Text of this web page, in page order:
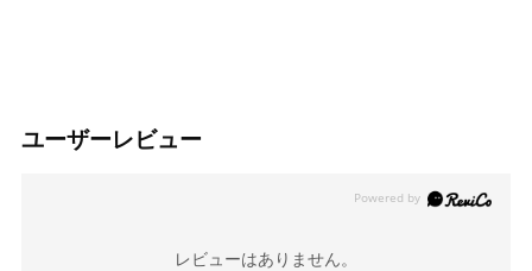
ユーザーレビュー
レビューはありません。